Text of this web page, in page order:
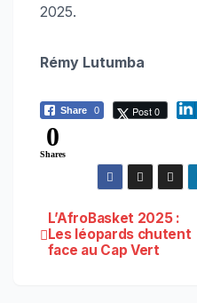
2025.
Rémy Lutumba
Share 0 Post 0
0
Shares
Navigation
de
L’AfroBasket 2025 :
Les léopards chutent
face au Cap Vert